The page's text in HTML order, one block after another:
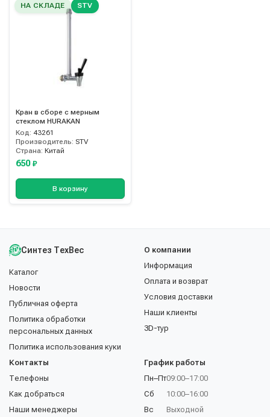
НА СКЛАДЕ STV
Кран в сборе с мерным
стеклом HURAKAN
Код: 43261
Производитель: STV
Страна: Китай
650 ₽
В корзину
Синтез ТехВес
Каталог
Новости
Публичная оферта
Политика обработки
персональных данных
Политика использования куки
О компании
Информация
Оплата и возврат
Условия доставки
Наши клиенты
3D-тур
Контакты
Телефоны
Как добраться
Наши менеджеры
График работы
Пн–Пт
Сб
Вс
09:00–17:00
10:00–16:00
Выходной